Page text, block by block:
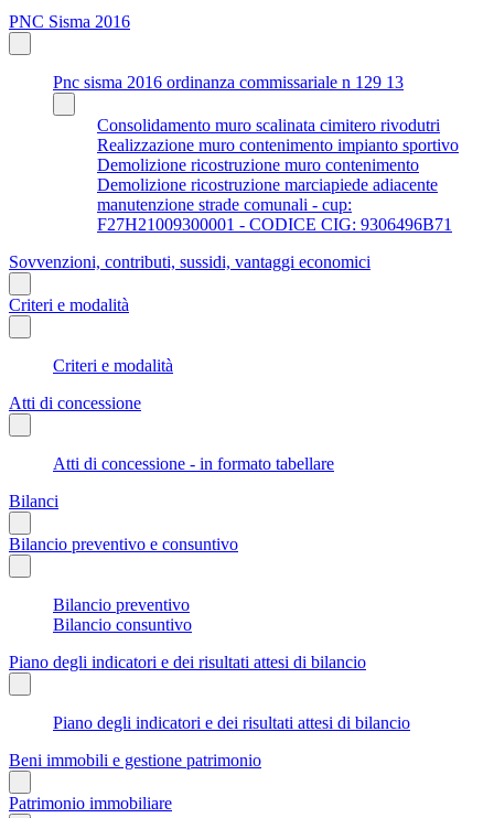
PNC Sisma 2016
Pnc sisma 2016 ordinanza commissariale n 129 13
Consolidamento muro scalinata cimitero rivodutri
Realizzazione muro contenimento impianto sportivo
Demolizione ricostruzione muro contenimento
Demolizione ricostruzione marciapiede adiacente
manutenzione strade comunali - cup:
F27H21009300001 - CODICE CIG: 9306496B71
Sovvenzioni, contributi, sussidi, vantaggi economici
Criteri e modalità
Criteri e modalità
Atti di concessione
Atti di concessione - in formato tabellare
Bilanci
Bilancio preventivo e consuntivo
Bilancio preventivo
Bilancio consuntivo
Piano degli indicatori e dei risultati attesi di bilancio
Piano degli indicatori e dei risultati attesi di bilancio
Beni immobili e gestione patrimonio
Patrimonio immobiliare